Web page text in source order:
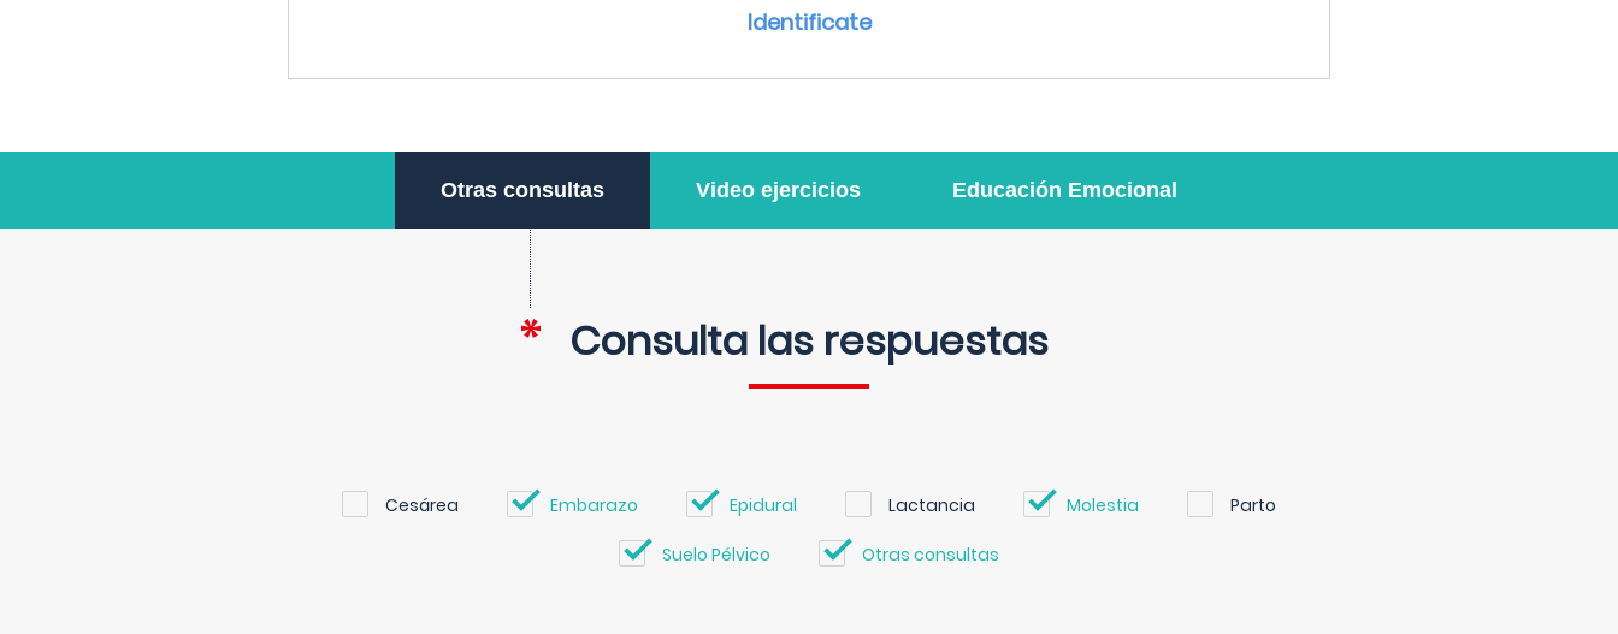
Identificate
Otras consultas Video ejercicios Educación Emocional
Consulta las respuestas
Cesárea Embarazo Epidural Lactancia Molestia Parto
Suelo Pélvico Otras consultas